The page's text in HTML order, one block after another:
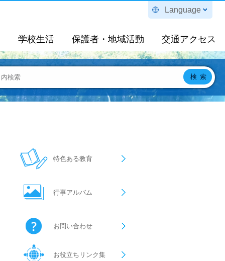
学校生活 保護者・地域活動 交通アクセス
Language
特色ある教育
行事アルバム
お問い合わせ
お役立ちリンク集